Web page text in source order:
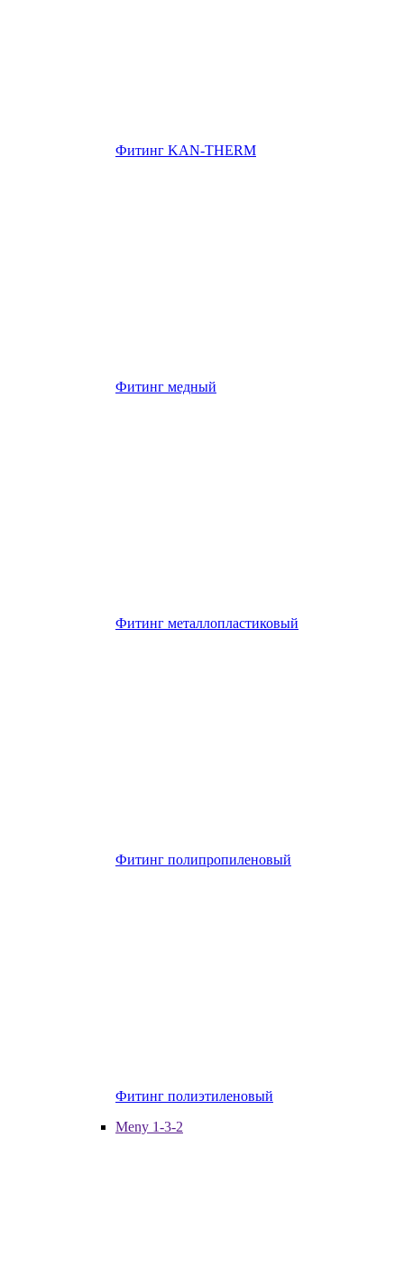
Фитинг KAN-THERM
Фитинг медный
Фитинг металлопластиковый
Фитинг полипропиленовый
Фитинг полиэтиленовый
Meny 1-3-2